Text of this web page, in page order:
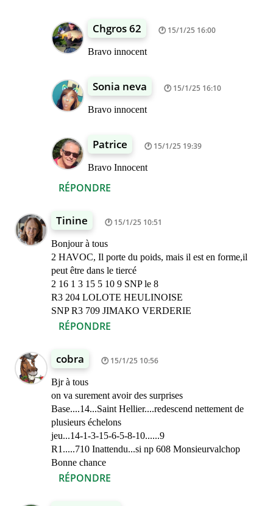
RÉPONDRE
Chgros 62 15/1/25 16:00
Bravo innocent
Sonia neva 15/1/25 16:10
Bravo innocent
Patrice 15/1/25 19:39
Bravo Innocent
Tinine 15/1/25 10:51
Bonjour à tous
2 HAVOC, Il porte du poids, mais il est en forme,il
peut être dans le tiercé
2 16 1 3 15 5 10 9 SNP le 8
R3 204 LOLOTE HEULINOISE
SNP R3 709 JIMAKO VERDERIE
RÉPONDRE
cobra 15/1/25 10:56
Bjr à tous
on va surement avoir des surprises
Base....14...Saint Hellier....redescend nettement de
plusieurs échelons
jeu...14-1-3-15-6-5-8-10......9
R1.....710 Inattendu...si np 608 Monsieurvalchop
Bonne chance
RÉPONDRE